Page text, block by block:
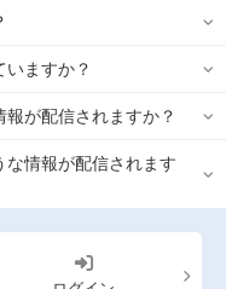
ますか？
が配信されますか？
な情報が配信されます